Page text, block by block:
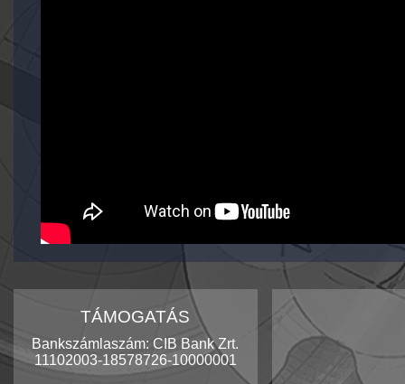
TÁMOGATÁS
Bankszámlaszám: CIB Bank Zrt.
11102003-18578726-10000001